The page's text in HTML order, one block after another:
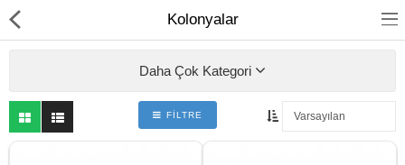
Kolonyalar
Daha Çok Kategori
FILTRE